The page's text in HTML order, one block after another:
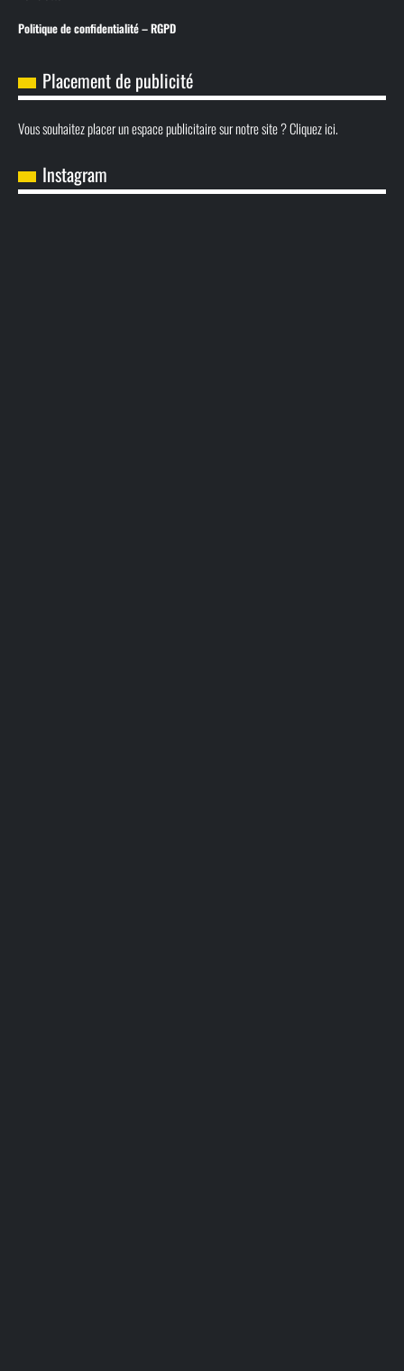
Politique de confidentialité – RGPD
Placement de publicité
Vous souhaitez placer un espace publicitaire sur notre site ? Cliquez ici.
Instagram